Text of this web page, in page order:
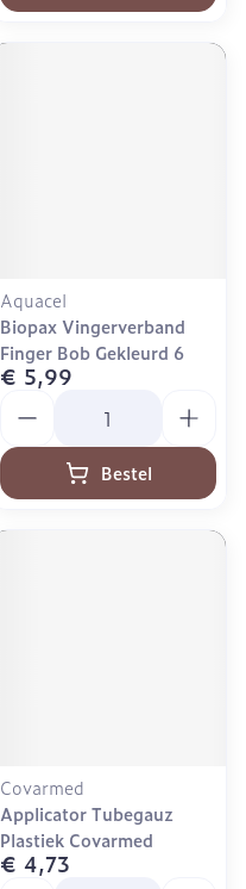
Aquacel
Biopax Vingerverband
Finger Bob Gekleurd 6
€ 5,99
Bestel
Covarmed
Applicator Tubegauz
Plastiek Covarmed
€ 4,73